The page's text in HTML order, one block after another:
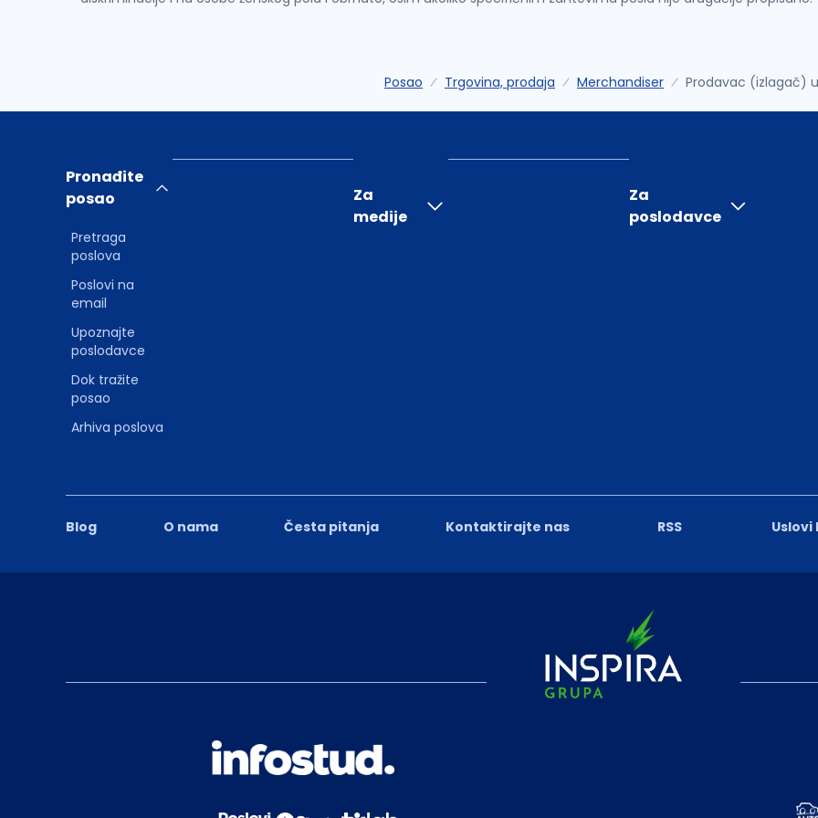
Posao Trgovina, prodaja Merchandiser Prodavac (izlagač)
Blog O nama Česta pitanja Kontaktirajte nas RSS
Pronađite
posao
Pretraga
poslova
Poslovi na
email
Upoznajte
poslodavce
Dok tražite
posao
Arhiva poslova
Za
medije
Za
poslodavce